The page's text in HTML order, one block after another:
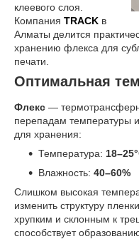
клеевого слоя.
Компания TRACK в
Алматы делится
хранению флекса для
печати.
Оптимальная
Флекс —
перепадам температуры
для хранения:
Температура:
Влажность: 40–60%
Слишком высокая
изменить структуру
хрупким и склонным к
способствует